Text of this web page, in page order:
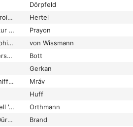
Dörpfeld
Zum Heiligtum der Athena Ilias von Troia IX und zur frühhellenistischen Stadtanlage von Ilion
Hertel
Zum ursprünglichen Aussehen und zur Deutung des Kulturraumes in der Tomba delle Cinque Sedie bei Cerveteri
Prayon
Zur Archäologie und antiken Geographie von Südarabien: Hadramaut, Qataban und das ‘Aden-Gebiet in der Antike. Istanbul, Nederlands Historisch-Archaeologisch Instituut in het Nabije Oosten
von Wissmann
Zur Datierung der Funde aus Hammersdorf (Ostpreussen)
Bott
Gerkan
Zur Datierung der spätrömischen Schiffsländen an der Grenze der Provinz Valeria Ripensis
Mráv
Huff
Zur Datierung des Ištar-Reliefs aus Tell 'Ain Dara
Orthmann
Zur eisenzeitlichen Besiedlung des Dürrnberges bei Hallein
Brand